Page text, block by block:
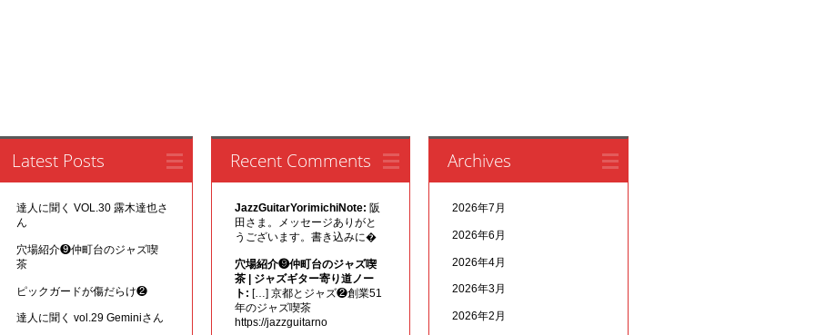
Latest Posts
達人に聞く VOL.30 露木達也さ
ん
穴場紹介❾仲町台のジャズ喫
茶
ピックガードが傷だらけ❷
達人に聞く vol.29 Geminiさん
Recent Comments
JazzGuitarYorimichiNote: 阪
田さま。メッセージありがと
うございます。書き込みに�
穴場紹介❾仲町台のジャズ喫
茶 | ジャズギター寄り道ノー
ト: […] 京都とジャズ❷創業51
年のジャズ喫茶
https://jazzguitarno
Archives
2026年7月
2026年6月
2026年4月
2026年3月
2026年2月